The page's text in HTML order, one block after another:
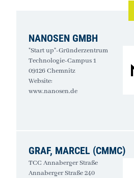
NANOSEN GMBH
"Start up"-Gründerzentrum
Technologie-Campus 1
09126 Chemnitz
Website:
www.nanosen.de
GRAF, MARCEL (CMMC)
TCC Annaberger Straße
Annaberger Straße 240